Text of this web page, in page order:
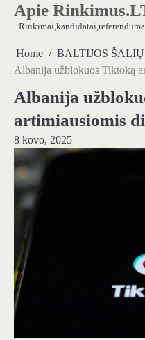
Skip
content
Apie
Home
BALTIJOS
Albanija užblokuos Tiktoką
Albanija
artimiausiomis
8 kovo, 2025